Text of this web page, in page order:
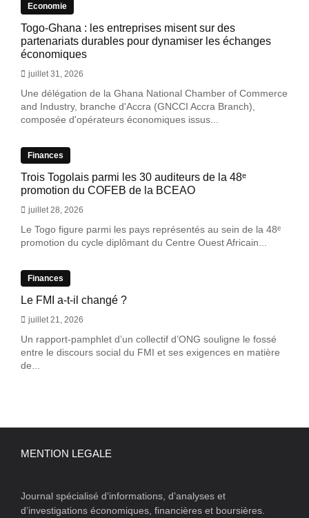
Economie
Togo-Ghana : les entreprises misent sur des
partenariats durables pour dynamiser les échanges
économiques
juillet 31, 2026
Une délégation de la Ghana National Chamber of Commerce
and Industry, branche d'Accra (GNCCI Accra Branch),
composée d'opérateurs économiques issus...
Finances
Trois Togolais parmi les 30 auditeurs de la 48ᵉ
promotion du COFEB de la BCEAO
juillet 28, 2026
Le Togo figure parmi les pays représentés au sein de la 48ᵉ
promotion du cycle diplômant du Centre Ouest Africain...
Finances
Le FMI a-t-il changé ?
juillet 21, 2026
Un rapport-pamphlet d’un collectif d’ONG souligne le fossé
entre le discours social du FMI et ses exigences en matière
de...
MENTION LEGALE
Journal spécialisé d’informations, d’analyses et
d’investigations économiques, financières et boursières.